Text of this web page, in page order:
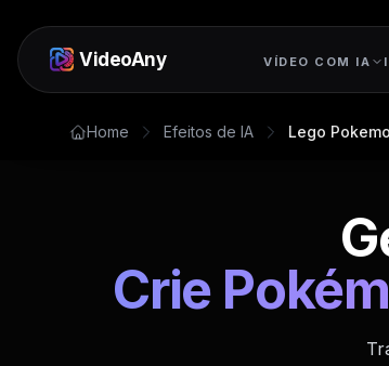
VideoAny VÍDEO COM IA
Home Efeitos de IA Lego
Crie